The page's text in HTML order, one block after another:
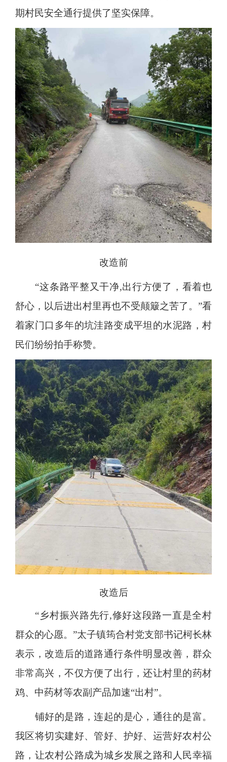
期村民安全通行提供了坚实保障。
改造前
“这条路平整又干净,出行方便了，看着也
舒心，以后进出村里再也不受颠簸之苦了。”看
着家门口多年的坑洼路变成平坦的水泥路，村
民们纷纷拍手称赞。
改造后
“乡村振兴路先行,修好这段路一直是全村
群众的心愿。”太子镇筠合村党支部书记柯长林
表示，改造后的道路通行条件明显改善，群众
非常高兴，不仅方便了出行，还让村里的药材
鸡、中药材等农副产品加速“出村”。
铺好的是路，连起的是心，通往的是富。
我区将切实建好、管好、护好、运营好农村公
路，让农村公路成为城乡发展之路和人民幸福